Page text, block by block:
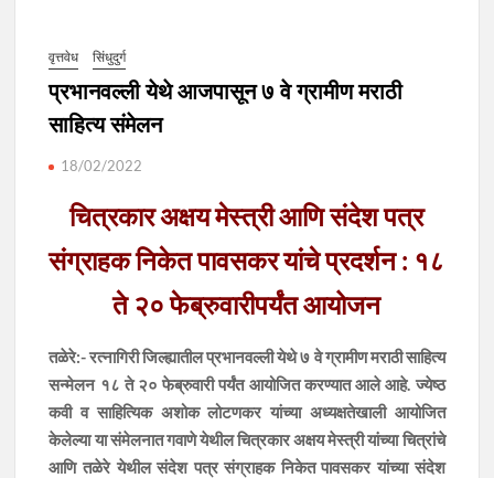
वृत्तवेध सिंधुदुर्ग
प्रभानवल्ली येथे आजपासून ७ वे ग्रामीण मराठी
साहित्य संमेलन
18/02/2022
चित्रकार अक्षय मेस्त्री आणि संदेश पत्र
संग्राहक निकेत पावसकर यांचे प्रदर्शन : १८
ते २० फेब्रुवारीपर्यंत आयोजन
तळेरे:- रत्नागिरी जिल्ह्यातील प्रभानवल्ली येथे ७ वे ग्रामीण मराठी साहित्य
सन्मेलन १८ ते २० फेब्रुवारी पर्यंत आयोजित करण्यात आले आहे. ज्येष्ठ
कवी व साहित्यिक अशोक लोटणकर यांच्या अध्यक्षतेखाली आयोजित
केलेल्या या संमेलनात गवाणे येथील चित्रकार अक्षय मेस्त्री यांच्या चित्रांचे
आणि तळेरे येथील संदेश पत्र संग्राहक निकेत पावसकर यांच्या संदेश